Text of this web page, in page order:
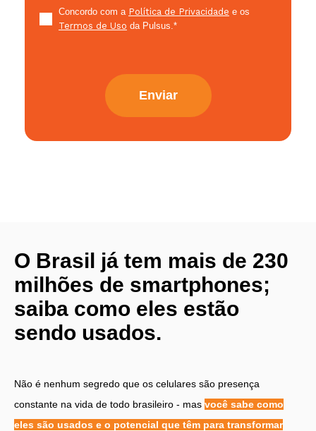
Concordo com a Política de Privacidade e os
Termos de Uso da Pulsus. *
O Brasil já tem mais de 230
milhões de smartphones;
saiba como eles estão
sendo usados.
Não é nenhum segredo que os celulares são presença
constante na vida de todo brasileiro - mas você sabe como
eles são usados e o potencial que têm para transformar